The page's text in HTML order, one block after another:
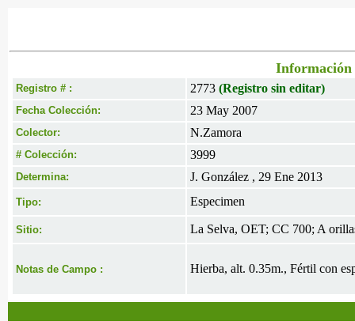
Información
Registro # : 2773 (Registro sin editar)
Fecha Colección: 23 May 2007
Colector: N.Zamora
# Colección: 3999
Determina: J. González , 29 Ene 2013
Tipo: Especimen
Sitio: La Selva, OET; CC 700; A
Notas de Campo : Hierba, alt. 0.35m., Fértil con